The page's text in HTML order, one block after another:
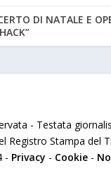
DI NATALE E
- Testata
Registro Stampa del
- Privacy - Cookie -